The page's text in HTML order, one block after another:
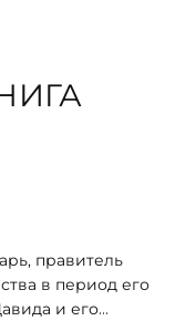
правитель
в период его
и его